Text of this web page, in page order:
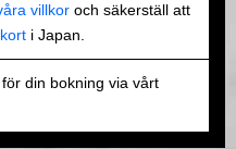
villkor och säkerställ att
i Japan.
din bokning via vårt